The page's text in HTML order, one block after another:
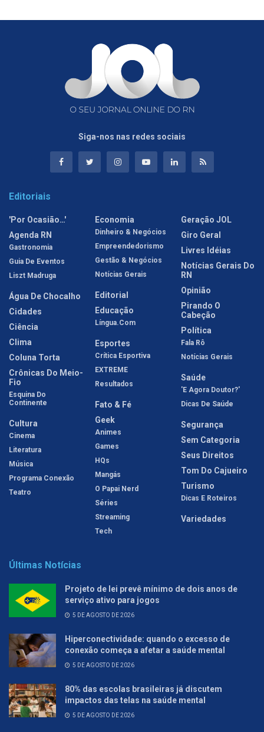
Siga-nos nas redes sociais
Editoriais
'Por Ocasião…'
Agenda RN
Gastronomia
Guia De Eventos
Liszt Madruga
Água De Chocalho
Cidades
Ciência
Clima
Coluna Torta
Crônicas Do Meio-
Fio
Esquina Do
Continente
Cultura
Cinema
Literatura
Música
Programa Conexão
Teatro
Economia
Dinheiro & Negócios
Empreendedorismo
Gestão & Negócios
Notícias Gerais
Editorial
Educação
Língua.com
Esportes
Crítica Esportiva
EXTREME
Resultados
Fato & Fé
Geek
Animes
Games
HQs
Mangás
O Papai Nerd
Séries
Streaming
Tech
Geração JOL
Giro Geral
Livres Idéias
Notícias Gerais Do
RN
Opinião
Pirando O
Cabeção
Política
Fala Rô
Notícias Gerais
Saúde
'E Agora Doutor?'
Dicas De Saúde
Segurança
Sem Categoria
Seus Direitos
Tom Do Cajueiro
Turismo
Dicas E Roteiros
Variedades
Últimas Notícias
Projeto de lei prevê mínimo de dois anos de
serviço ativo para jogos
5 DE AGOSTO DE 2026
Hiperconectividade: quando o excesso de
conexão começa a afetar a saúde mental
5 DE AGOSTO DE 2026
80% das escolas brasileiras já discutem
impactos das telas na saúde mental
5 DE AGOSTO DE 2026